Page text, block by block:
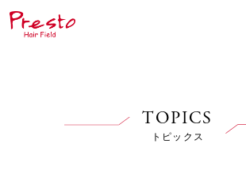
TOPICS
トピックス